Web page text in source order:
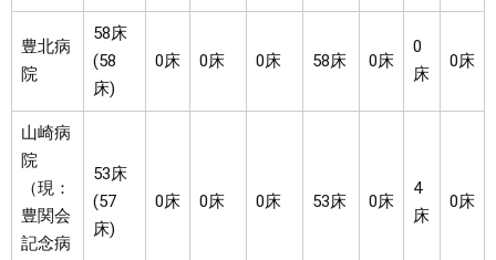
豊北病
院
58床
(58
床)
0床 0床 0床 58床 0床
0
床
0床
山崎病
院
（現：
豊関会
記念病
53床
(57
床)
0床 0床 0床 53床 0床
4
床
0床